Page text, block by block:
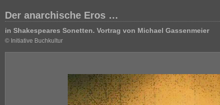
Der anarchische Eros …
in Shakespeares Sonetten. Vortrag von Michael Gassenmeier
© Initiative Buchkultur